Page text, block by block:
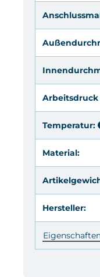
Arbeitsdruck
Temperatur:
Material:
Hersteller: